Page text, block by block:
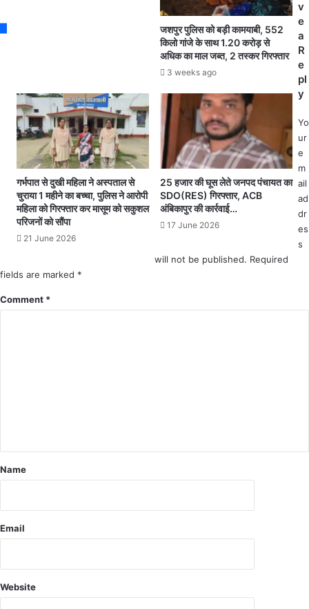
डां
स
कि
शो
मौ
त
आ
मि
जशपुर पुलिस को बड़ी कामयाबी, 552
किलो गांजे के साथ 1.20 करोड़ से
अधिक का माल जब्त, 2 तस्कर गिरफ्तार
3 weeks ago
गर्भपात से दुखी महिला ने अस्पताल से
चुराया 1 महीने का बच्चा, पुलिस ने आरोपी
महिला को गिरफ्तार कर मासूम को सकुशल
परिजनों को सौंपा
21 June 2026
25 हजार की घूस लेते जनपद पंचायत का
SDO(RES) गिरफ्तार, ACB
अंबिकापुर की कार्रवाई…
17 June 2026
v
e
a
R
e
pl
y
Yo
ur
e
m
ail
ad
dr
es
s
will not be published. Required
fields are marked *
Comment *
Name
Email
Website